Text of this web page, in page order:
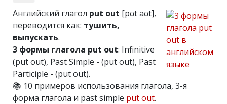
Английский глагол put out [pʊt aʊt],
переводится как: тушить,
выпускать.
3 формы глагола put out: Infinitive
(put out), Past Simple - (put out), Past
Participle - (put out).
📚 10 примеров использования глагола, 3-я
форма глагола и past simple put out.